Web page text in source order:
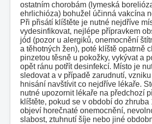
ostatním chorobám (lymeská
ehrlichióza) bohužel účinná vakcína
Při přisátí klíštěte je nutné nejdříve
vydesinfikovat, nejlépe přípravkem
jód (pozor u alergiků, onemocnění
a těhotných žen), poté klíště opatrně
pinzetou těsně u pokožky, vykývat a
opět ránu potřít desinfekcí. Místo je
sledovat a v případě zarudnutí, vzniku
hnisání navštívit co nejdříve lékaře.
nutné upozornit lékaře na předchozí
klíštěte, pokud se v období do zhruba
objeví horečnaté onemocnění,
slabost, ztuhnutí šíje nebo jiné